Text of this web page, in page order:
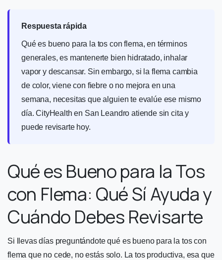
Respuesta rápida
Qué es bueno para la tos con flema, en términos
generales, es mantenerte bien hidratado, inhalar
vapor y descansar. Sin embargo, si la flema cambia
de color, viene con fiebre o no mejora en una
semana, necesitas que alguien te evalúe ese mismo
día. CityHealth en San Leandro atiende sin cita y
puede revisarte hoy.
Qué es Bueno para la Tos
con Flema: Qué Sí Ayuda y
Cuándo Debes Revisarte
Si llevas días preguntándote qué es bueno para la tos con
flema que no cede, no estás solo. La tos productiva, esa que